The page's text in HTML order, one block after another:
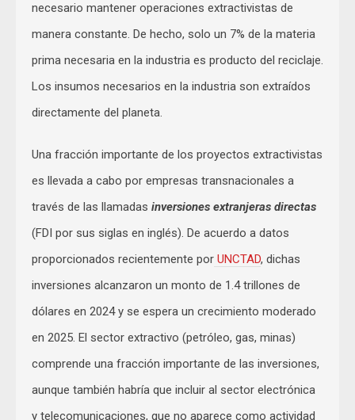
necesario mantener operaciones extractivistas de
manera constante. De hecho, solo un 7% de la materia
prima necesaria en la industria es producto del reciclaje.
Los insumos necesarios en la industria son extraídos
directamente del planeta.
Una fracción importante de los proyectos extractivistas
es llevada a cabo por empresas transnacionales a
través de las llamadas inversiones extranjeras directas
(FDI por sus siglas en inglés). De acuerdo a datos
proporcionados recientemente por UNCTAD, dichas
inversiones alcanzaron un monto de 1.4 trillones de
dólares en 2024 y se espera un crecimiento moderado
en 2025. El sector extractivo (petróleo, gas, minas)
comprende una fracción importante de las inversiones,
aunque también habría que incluir al sector electrónica
y telecomunicaciones, que no aparece como actividad